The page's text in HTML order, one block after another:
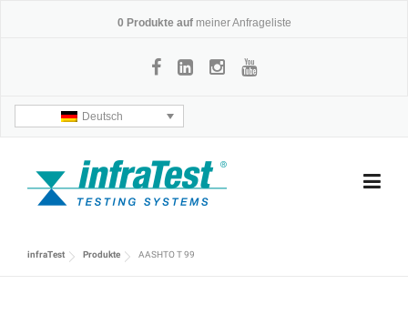
0 Produkte auf meiner Anfrageliste
Deutsch
infraTest Produkte AASHTO T 99